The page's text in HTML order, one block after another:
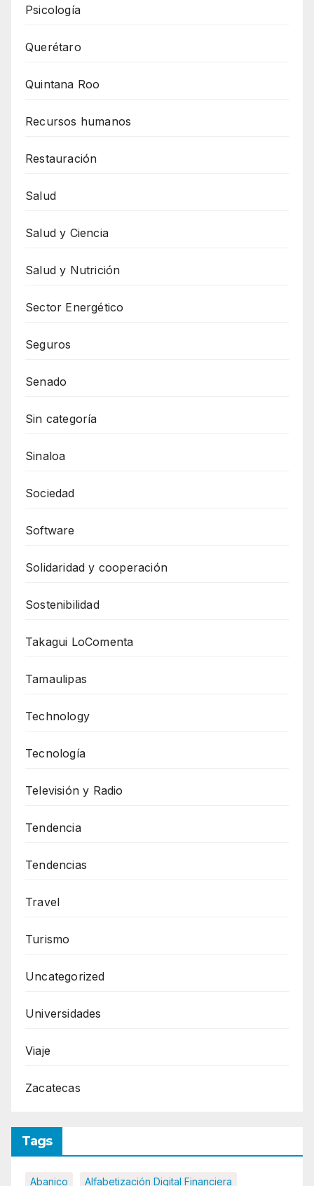
Psicología
Querétaro
Quintana Roo
Recursos humanos
Restauración
Salud
Salud y Ciencia
Salud y Nutrición
Sector Energético
Seguros
Senado
Sin categoría
Sinaloa
Sociedad
Software
Solidaridad y cooperación
Sostenibilidad
Takagui LoComenta
Tamaulipas
Technology
Tecnología
Televisión y Radio
Tendencia
Tendencias
Travel
Turismo
Uncategorized
Universidades
Viaje
Zacatecas
Tags
Abanico Alfabetización Digital Financiera